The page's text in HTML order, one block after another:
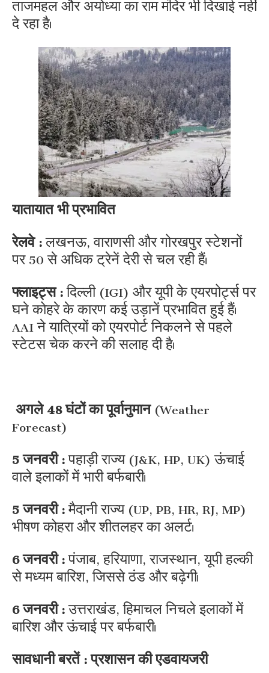
दे रहा है।
यातायात भी प्रभावित
रेलवे :लखनऊ, वाराणसी और गोरखपुर स्टेशनों
पर 50 से अधिक ट्रेनें देरी से चल रही हैं।
फ्लाइट्स :दिल्ली (IGI) और यूपी के एयरपोर्ट्स पर
घने कोहरे के कारण कई उड़ानें प्रभावित हुई हैं।
AAI ने यात्रियों को एयरपोर्ट निकलने से पहले
स्टेटस चेक करने की सलाह दी है।
अगले 48 घंटों का पूर्वानुमान(Weather
Forecast)
5 जनवरी :पहाड़ी राज्य (J&K, HP, UK) ऊंचाई
वाले इलाकों में भारी बर्फबारी।
5 जनवरी :मैदानी राज्य (UP, PB, HR, RJ, MP)
भीषण कोहरा और शीतलहर का अलर्ट।
6 जनवरी :पंजाब, हरियाणा, राजस्थान, यूपी हल्की
से मध्यम बारिश, जिससे ठंड और बढ़ेगी।
6 जनवरी :उत्तराखंड, हिमाचल निचले इलाकों में
बारिश और ऊंचाई पर बर्फबारी।
सावधानी बरतें : प्रशासन की एडवायजरी